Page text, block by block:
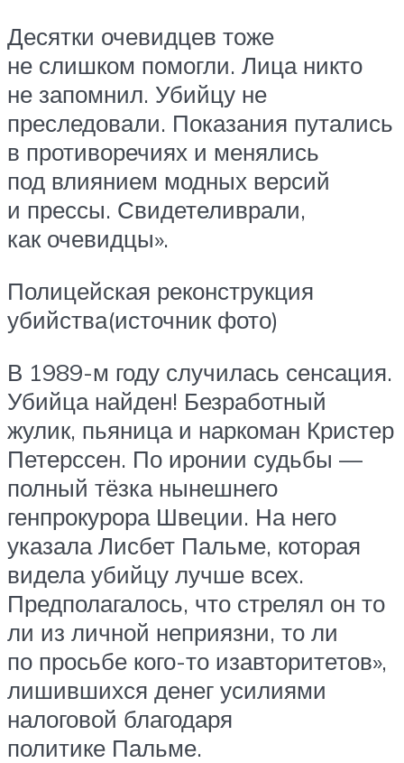
Десятки очевидцев тоже
не слишком помогли. Лица никто
не запомнил. Убийцу не
преследовали. Показания путались
в противоречиях и менялись
под влиянием модных версий
и прессы. Свидетеливрали,
как очевидцы».
Полицейская реконструкция
убийства(источник фото)
В 1989-м году случилась сенсация.
Убийца найден! Безработный
жулик, пьяница и наркоман Кристер
Петерссен. По иронии судьбы —
полный тёзка нынешнего
генпрокурора Швеции. На него
указала Лисбет Пальме, которая
видела убийцу лучше всех.
Предполагалось, что стрелял он то
ли из личной неприязни, то ли
по просьбе кого-то изавторитетов»,
лишившихся денег усилиями
налоговой благодаря
политике Пальме.